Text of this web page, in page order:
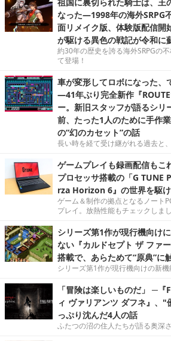
なった―1998年の海外SRPG
面リメイク版、体験版配信開
が駆ける異色の戦記が令和に
約30年の歴史を誇る海外SRPGの
て登場！
車が変形してロボになった、
―41年ぶり完全新作『
ー。新旧スタッフが語るシリ
前、たった1人のために手作
の“幻のカセット”の話
長い時を経て受け継がれる過去と
ゲームプレイも録画配信も
プロセッサ搭載の「G TUNE
rza Horizon 6』の世界を駆
ゲーム＆制作の拠点となるノート
プレイ。放熱性能もチェックしま
シリーズ第1作が現行機向け
ない『カルドセプト ザ ファ
搭載で、あらためて“原典”に
シリーズ第1作が現行機向けの新機
「冒険は楽しいものだ」 ─『
ィ ヴァリアンツ ダフネ』、
っぷり沈んだ4人の話
ふたつの沼の住人たちが語る奥深さ